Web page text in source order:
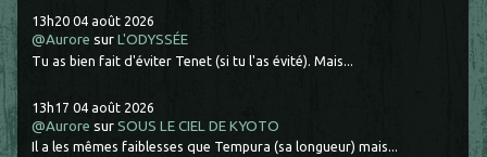
13h20 04 août 2026
@Aurore surL'ODYSSÉE
Tu as bien fait d'éviter Tenet (si tu l'as évité). Mais...
13h17 04 août 2026
@Aurore surSOUS LE CIEL DE KYOTO
Il a les mêmes faiblesses que Tempura (sa longueur) mais...